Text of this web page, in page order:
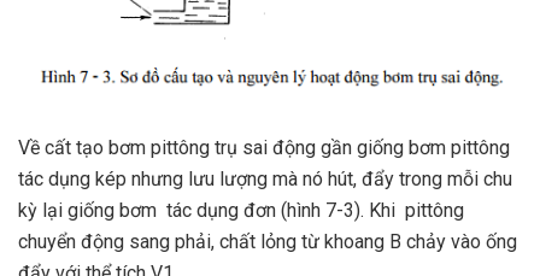
Về cất tạo bơm pittông trụ sai động gần giống bơm pittông
tác dụng kép nhưng lưu lượng mà nó hút, đẩy trong mỗi chu
kỳ lại giống bơm tác dụng đơn (hình 7-3). Khi pittông
chuyển động sang phải, chất lỏng từ khoang B chảy vào ống